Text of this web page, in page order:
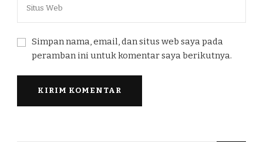
Simpan nama, email, dan situs web saya pada
peramban ini untuk komentar saya berikutnya.